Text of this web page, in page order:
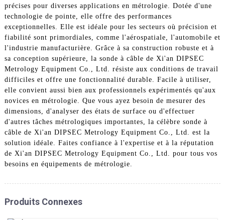
précises pour diverses applications en métrologie. Dotée d'une
technologie de pointe, elle offre des performances
exceptionnelles. Elle est idéale pour les secteurs où précision et
fiabilité sont primordiales, comme l'aérospatiale, l'automobile et
l'industrie manufacturière. Grâce à sa construction robuste et à
sa conception supérieure, la sonde à câble de Xi'an DIPSEC
Metrology Equipment Co., Ltd. résiste aux conditions de travail
difficiles et offre une fonctionnalité durable. Facile à utiliser,
elle convient aussi bien aux professionnels expérimentés qu'aux
novices en métrologie. Que vous ayez besoin de mesurer des
dimensions, d'analyser des états de surface ou d'effectuer
d'autres tâches métrologiques importantes, la célèbre sonde à
câble de Xi'an DIPSEC Metrology Equipment Co., Ltd. est la
solution idéale. Faites confiance à l'expertise et à la réputation
de Xi'an DIPSEC Metrology Equipment Co., Ltd. pour tous vos
besoins en équipements de métrologie.
Produits Connexes